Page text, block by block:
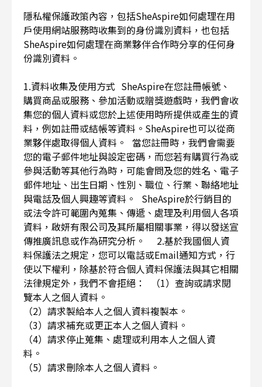
隱私權保護政策內容，包括SheAspire如何處理在用
戶使用網站服務時收集到的身份識別資料，也包括
SheAspire如何處理在商業夥伴合作時分享的任何身
份識別資料。
1.資料收集及使用方式 SheAspire在您註冊帳號、
購買商品或服務、參加活動或贈獎遊戲時，我們會收
集您的個人資料或您於上述使用時所提供或產生的資
料，例如註冊或結帳等資料。SheAspire也可以從商
業夥伴處取得個人資料。 當您註冊時，我們會需要
您的電子郵件地址與設定密碼，而您若有購買行為或
參與活動等其他行為時，可能會問及您的姓名、電子
郵件地址、出生日期、性別、職位、行業、聯絡地址
與電話及個人興趣等資料。 SheAspire於行銷目的
或法令許可範圍內蒐集、傳遞、處理及利用個人各項
資料，啟妍有限公司及其所屬相關事業，得以發送宣
傳推廣訊息或作為研究分析。 2.基於我國個人資
料保護法之規定，您可以電話或Email通知方式，行
使以下權利，除基於符合個人資料保護法與其它相關
法律規定外，我們不會拒絕： （1）查詢或請求閱
覽本人之個人資料。
（2）請求製給本人之個人資料複製本。
（3）請求補充或更正本人之個人資料。
（4）請求停止蒐集、處理或利用本人之個人資
料。
（5）請求刪除本人之個人資料。